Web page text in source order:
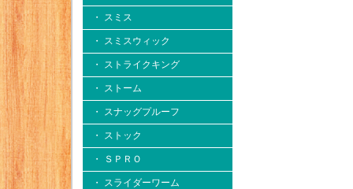
・ スミス
・ スミスウィック
・ ストライクキング
・ ストーム
・ スナッグプルーフ
・ ストック
・ ＳＰＲＯ
・ スライダーワーム